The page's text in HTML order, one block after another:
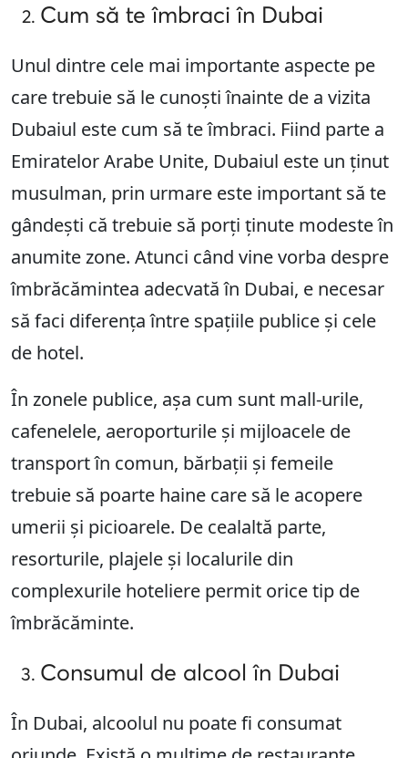
Cum să te îmbraci în Dubai
Unul dintre cele mai importante aspecte pe
care trebuie să le cunoști înainte de a vizita
Dubaiul este cum să te îmbraci. Fiind parte a
Emiratelor Arabe Unite, Dubaiul este un ținut
musulman, prin urmare este important să te
gândești că trebuie să porți ținute modeste în
anumite zone. Atunci când vine vorba despre
îmbrăcămintea adecvată în Dubai, e necesar
să faci diferența între spațiile publice și cele
de hotel.
În zonele publice, așa cum sunt mall-urile,
cafenelele, aeroporturile și mijloacele de
transport în comun, bărbații și femeile
trebuie să poarte haine care să le acopere
umerii și picioarele. De cealaltă parte,
resorturile, plajele și localurile din
complexurile hoteliere permit orice tip de
îmbrăcăminte.
Consumul de alcool în Dubai
În Dubai, alcoolul nu poate fi consumat